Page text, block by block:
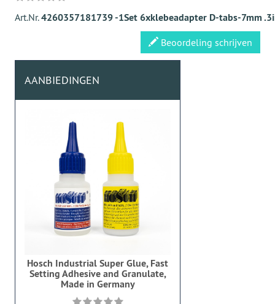
Art.Nr.4260357181739 -1Set 6xklebeadapter D-tabs-7mm
Beoordeling schrijven
AANBIEDINGEN
Hosch Industrial Super Glue, Fast
Setting Adhesive and Granulate,
Made in Germany